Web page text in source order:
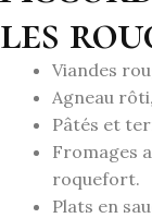
les
Viandes
Agneau
Pâtés et
Fromages
roquefort.
Plats en